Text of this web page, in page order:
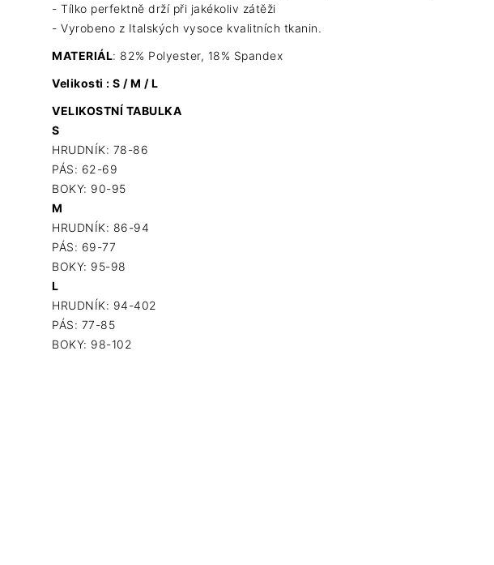
- Tílko perfektně drží při jakékoliv zátěži
- Vyrobeno z Italských vysoce kvalitních tkanin.
MATERIÁL: 82% Polyester, 18% Spandex
Velikosti : S / M / L
VELIKOSTNÍ TABULKA
S
HRUDNÍK: 78-86
PÁS: 62-69
BOKY: 90-95
M
HRUDNÍK: 86-94
PÁS: 69-77
BOKY: 95-98
L
HRUDNÍK: 94-402
PÁS: 77-85
BOKY: 98-102